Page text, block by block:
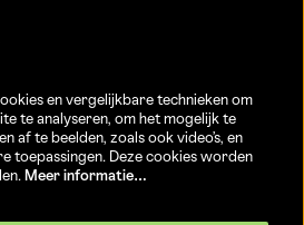
Jakobsstraat 20
15/08)
en vergelijkbare technieken om
te analyseren, om het mogelijk te
af te beelden, zoals ook video’s, en
toepassingen. Deze cookies worden
Meer informatie…